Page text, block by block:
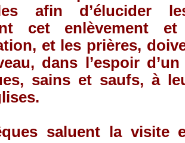
afin d’élucider
cet enlèvement
et les prières,
dans l’espoir
sains et saufs, à
saluent la visite